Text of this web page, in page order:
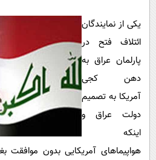
یک برش دانایی
محیط زیست
سفر و تفریح
فرهنگ و هنر
علم و دانش
فناوری و It
علمی
اخبار کریپتو
قرآن
گوناگون
سرگرمی
مجله تصویری
فیلم
ورزش
خواندنی ها و
آموزش زبان
یکی از نمایندگان
ائتلاف فتح در
پارلمان عراق به
دهن کجی
آمریکا به تصمیم
دولت عراق و
اینکه
هواپیماهای آمریکایی بدون موافقت